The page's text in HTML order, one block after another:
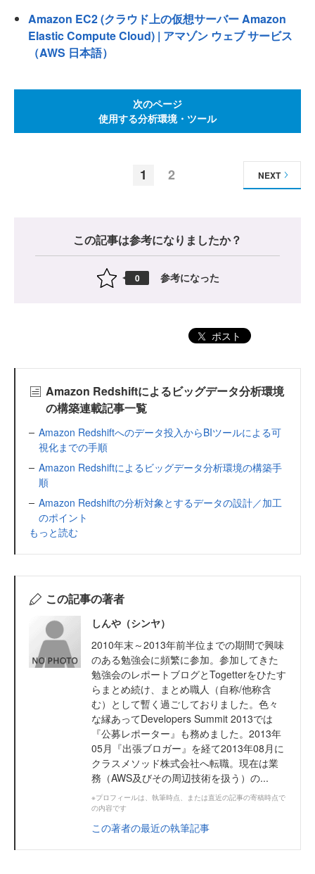
Amazon EC2 (クラウド上の仮想サーバー Amazon
Elastic Compute Cloud) | アマゾン ウェブ サービス
（AWS 日本語）
次のページ
使用する分析環境・ツール
1 2 NEXT
この記事は参考になりましたか？
0 参考になった
ポスト
Amazon Redshiftによるビッグデータ分析環境
の構築連載記事一覧
Amazon Redshiftへのデータ投入からBIツールによる可
視化までの手順
Amazon Redshiftによるビッグデータ分析環境の構築手
順
Amazon Redshiftの分析対象とするデータの設計／加工
のポイント
もっと読む
この記事の著者
しんや（シンヤ）
2010年末～2013年前半位までの期間で興味
のある勉強会に頻繁に参加。参加してきた
勉強会のレポートブログとTogetterをひたす
らまとめ続け、まとめ職人（自称/他称含
む）として暫く過ごしておりました。色々
な縁あってDevelopers Summit 2013では
『公募レポーター』も務めました。2013年
05月『出張ブロガー』を経て2013年08月に
クラスメソッド株式会社へ転職。現在は業
務（AWS及びその周辺技術を扱う）の...
※プロフィールは、執筆時点、または直近の記事の寄稿時点で
の内容です
この著者の最近の執筆記事